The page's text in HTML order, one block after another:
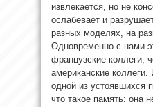
извлекается, но не
ослабевает и
разных моделях, на
Одновременно с нами
французские коллеги,
американские коллеги.
одной из устоявшихся
что такое память: она